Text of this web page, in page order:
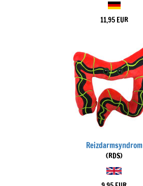
11,95 EUR
Reizdarmsyndrom
(RDS)